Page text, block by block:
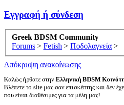
Εγγραφή ή σύνδεση
Greek BDSM Community
Forums > Fetish > Ποδολαγνεία >
Απόκρυψη ανακοίνωσης
Καλώς ήρθατε στην Ελληνική BDSM
Βλέπετε το site μας σαν επισκέπτης και δεν
που είναι διαθέσιμες για τα μέλη μας!